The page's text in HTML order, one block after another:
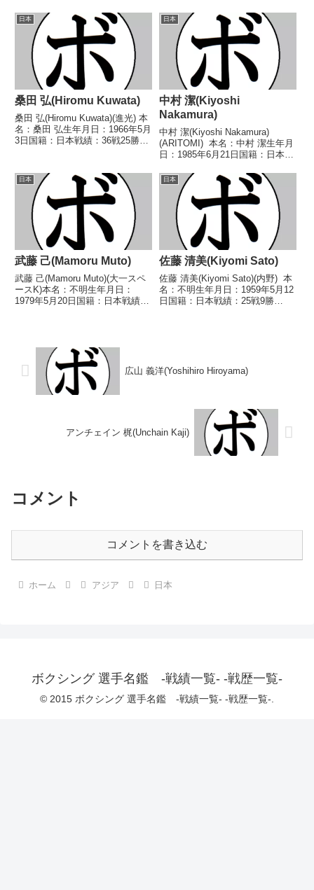
○4R判定 3-0(...
勝(1KO)1敗1分 【獲得タイトル】
なし 【戦歴】2022/07/13 ○4R
判定...
日本
桑田 弘(Hiromu Kuwata)
桑田 弘(Hiromu Kuwata)(進光) 本
名：桑田 弘生年月日：1966年5月
3日国籍：日本戦績：36戦25勝
イトウェルター級王者(アマチュ
ア)1987年度全日本...
日本
中村 潔(Kiyoshi
Nakamura)
中村 潔(Kiyoshi Nakamura)
(ARITOMI) 本名：中村 潔生年月
日：1985年6月21日国籍：日本戦
イトル】なし 【戦歴】
2014/03/30 ○2RTKO かべりー
ん 祐耶(...
日本
武藤 己(Mamoru Muto)
武藤 己(Mamoru Muto)(大一スペ
ースK)本名：不明生年月日：
1979年5月20日国籍：日本戦績：
博史(...
日本
佐藤 清美(Kiyomi Sato)
佐藤 清美(Kiyomi Sato)(内野) 本
名：不明生年月日：1959年5月12
日国籍：日本戦績：25戦9勝
広山 義洋(Yoshihiro Hiroyama)
アンチェイン 梶(Unchain Kaji)
コメント
コメントを書き込む
ホーム アジア 日本
ボクシング 選手名鑑 -戦績一覧- -戦歴一覧-
© 2015 ボクシング 選手名鑑 -戦績一覧- -戦歴一覧-.